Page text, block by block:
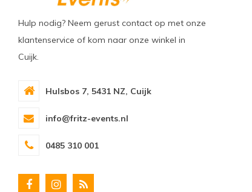
Hulp nodig? Neem gerust contact op met onze
klantenservice of kom naar onze winkel in
Cuijk.
Hulsbos 7, 5431 NZ, Cuijk
info@fritz-events.nl
0485 310 001